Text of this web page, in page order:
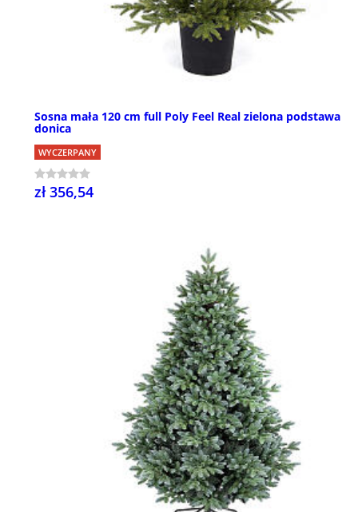
Sosna mała 120 cm full Poly Feel Real zielona podstawa
donica
WYCZERPANY
zł 356,54